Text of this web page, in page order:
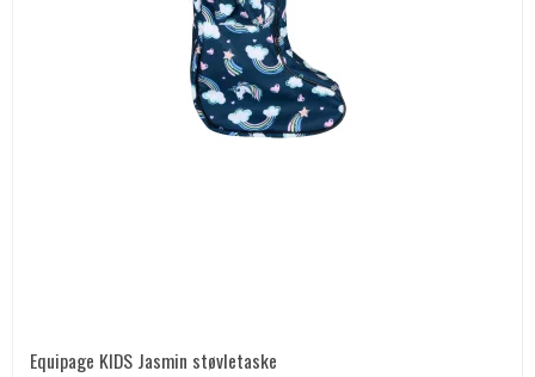
Equipage KIDS Jasmin støvletaske